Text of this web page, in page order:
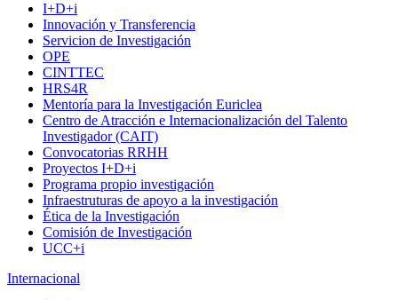
I+D+i
Innovación y Transferencia
Servicion de Investigación
OPE
CINTTEC
HRS4R
Mentoría para la Investigación Euriclea
Centro de Atracción e Internacionalización del Talento
Investigador (CAIT)
Convocatorias RRHH
Proyectos I+D+i
Programa propio investigación
Infraestruturas de apoyo a la investigación
Ética de la Investigación
Comisión de Investigación
UCC+i
Internacional